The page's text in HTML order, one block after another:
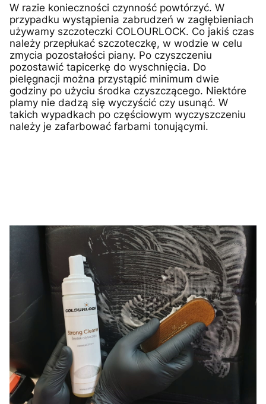
W razie konieczności czynność powtórzyć. W
przypadku wystąpienia zabrudzeń w zagłębieniach
używamy szczoteczki COLOURLOCK. Co jakiś czas
należy przepłukać szczoteczkę, w wodzie w celu
zmycia pozostałości piany. Po czyszczeniu
pozostawić tapicerkę do wyschnięcia. Do
pielęgnacji można przystąpić minimum dwie
godziny po użyciu środka czyszczącego. Niektóre
plamy nie dadzą się wyczyścić czy usunąć. W
takich wypadkach po częściowym wyczyszczeniu
należy je zafarbować farbami tonującymi.